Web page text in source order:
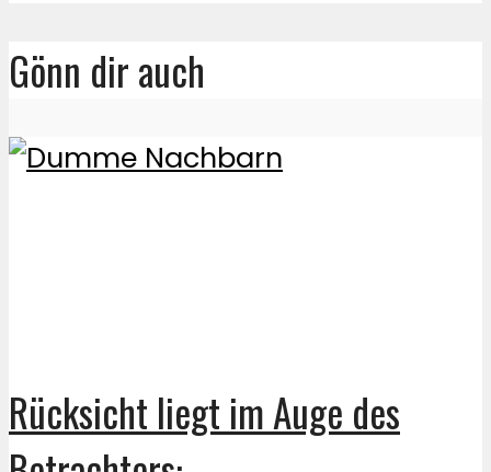
Gönn dir auch
Rücksicht liegt im Auge des